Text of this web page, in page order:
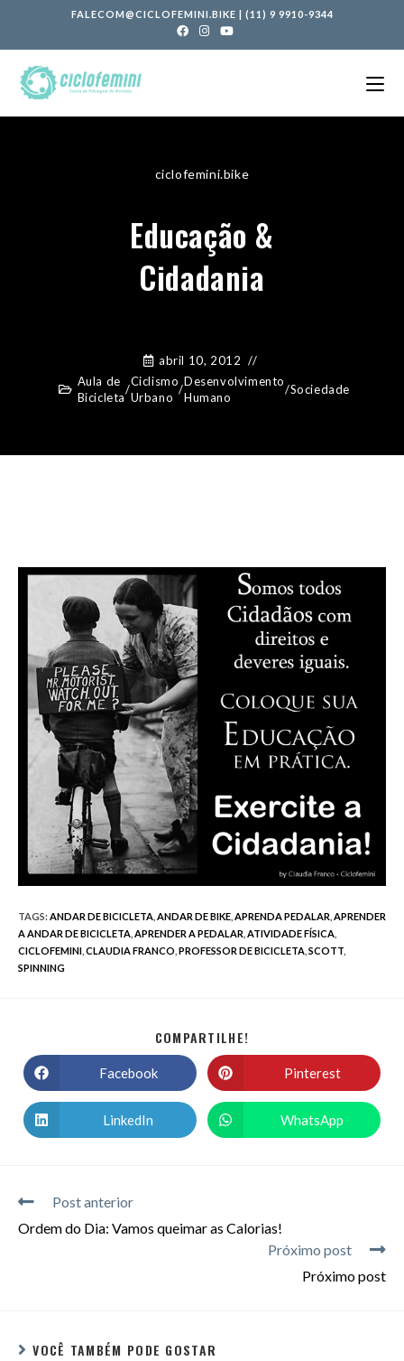
FALECOM@CICLOFEMINI.BIKE | (11) 9 9910-9344
ciclofemini.bike
Educação &
Cidadania
abril 10, 2012
Aula de
Bicicleta
/
Ciclismo
Urbano
/
Desenvolvimento
Humano
/Sociedade
TAGS:ANDAR DE BICICLETA ANDAR DE BIKE APRENDA PEDALAR APRENDER
A ANDAR DE BICICLETA APRENDER A PEDALAR ATIVIDADE FÍSICA
CICLOFEMINI CLAUDIA FRANCO PROFESSOR DE BICICLETA SCOTT
SPINNING
COMPARTILHE!
Facebook Pinterest
LinkedIn WhatsApp
Post anterior
Ordem do Dia: Vamos queimar as Calorias!
Próximo post
Próximo post
VOCÊ TAMBÉM PODE GOSTAR